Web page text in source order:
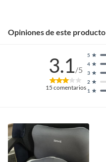
Opiniones de este producto
3.1/5
15 comentarios 1
2
3
4
5